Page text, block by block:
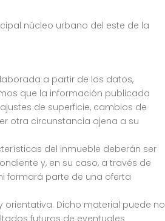
núcleo urbano del este de la
a partir de los datos,
que la información publicada
de superficie, cambios de
otra circunstancia ajena a su
del inmueble deberán ser
y, en su caso, a través de
formará parte de una oferta
Dicho material puede no
futuros de eventuales